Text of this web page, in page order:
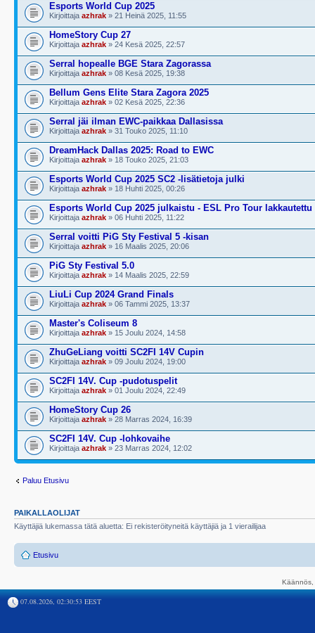
Esports World Cup 2025
Kirjoittaja azhrak » 21 Heinä 2025, 11:55
HomeStory Cup 27
Kirjoittaja azhrak » 24 Kesä 2025, 22:57
Serral hopealle BGE Stara Zagorassa
Kirjoittaja azhrak » 08 Kesä 2025, 19:38
Bellum Gens Elite Stara Zagora 2025
Kirjoittaja azhrak » 02 Kesä 2025, 22:36
Serral jäi ilman EWC-paikkaa Dallasissa
Kirjoittaja azhrak » 31 Touko 2025, 11:10
DreamHack Dallas 2025: Road to EWC
Kirjoittaja azhrak » 18 Touko 2025, 21:03
Esports World Cup 2025 SC2 -lisätietoja julki
Kirjoittaja azhrak » 18 Huhti 2025, 00:26
Esports World Cup 2025 julkaistu - ESL Pro Tour lakkautettu
Kirjoittaja azhrak » 06 Huhti 2025, 11:22
Serral voitti PiG Sty Festival 5 -kisan
Kirjoittaja azhrak » 16 Maalis 2025, 20:06
PiG Sty Festival 5.0
Kirjoittaja azhrak » 14 Maalis 2025, 22:59
LiuLi Cup 2024 Grand Finals
Kirjoittaja azhrak » 06 Tammi 2025, 13:37
Master's Coliseum 8
Kirjoittaja azhrak » 15 Joulu 2024, 14:58
ZhuGeLiang voitti SC2FI 14V Cupin
Kirjoittaja azhrak » 09 Joulu 2024, 19:00
SC2FI 14V. Cup -pudotuspelit
Kirjoittaja azhrak » 01 Joulu 2024, 22:49
HomeStory Cup 26
Kirjoittaja azhrak » 28 Marras 2024, 16:39
SC2FI 14V. Cup -lohkovaihe
Kirjoittaja azhrak » 23 Marras 2024, 12:02
Paluu Etusivu
PAIKALLAOLIJAT
Käyttäjiä lukemassa tätä aluetta: Ei rekisteröityneitä käyttäjiä ja 1 vierailijaa
Etusivu
07.08.2026, 02:30:53 EEST